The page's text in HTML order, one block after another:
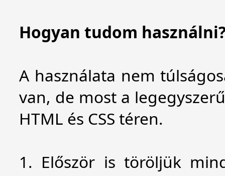
Hogyan tudom
A használata nem
van, de most a
HTML és CSS téren.
1. Először is töröljük